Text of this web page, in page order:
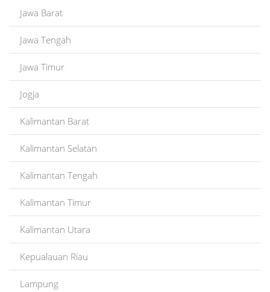
Jawa Barat
Jawa Tengah
Jawa Timur
Jogja
Kalimantan Barat
Kalimantan Selatan
Kalimantan Tengah
Kalimantan Timur
Kalimantan Utara
Kepualauan Riau
Lampung